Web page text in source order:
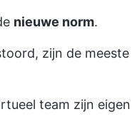
nieuwe norm.
zijn de meeste
team zijn eigen